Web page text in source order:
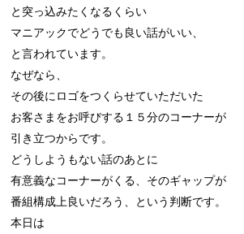
と突っ込みたくなるくらい
マニアックでどうでも良い話がいい、
と言われています。
なぜなら、
その後にロゴをつくらせていただいた
お客さまをお呼びする１５分のコーナーが
引き立つからです。
どうしようもない話のあとに
有意義なコーナーがくる、そのギャップが
番組構成上良いだろう、という判断です。
本日は